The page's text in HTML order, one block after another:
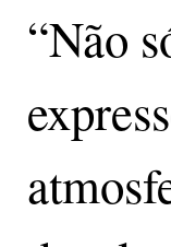
“Não